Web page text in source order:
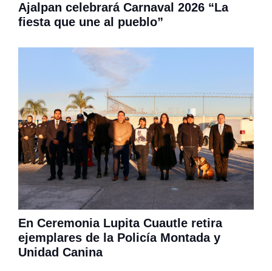
Ajalpan celebrará Carnaval 2026 “La
fiesta que une al pueblo”
En Ceremonia Lupita Cuautle retira
ejemplares de la Policía Montada y
Unidad Canina